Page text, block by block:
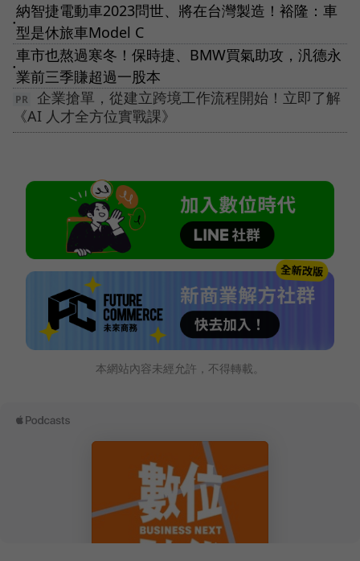
●
納智捷電動車2023問世、將在台灣製造！裕隆：車
型是休旅車Model C
●
車市也熬過寒冬！保時捷、BMW買氣助攻，汎德永
業前三季賺超過一股本
企業搶單，從建立跨境工作流程開始！立即了解
《AI 人才全方位實戰課》
本網站內容未經允許，不得轉載。